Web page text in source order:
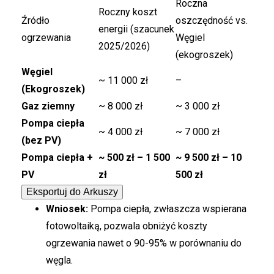
Źródło
ogrzewania
Roczny koszt
energii (szacunek
2025/2026)
Roczna
oszczędność vs.
Węgiel
(ekogroszek)
Węgiel
(Ekogroszek)
~ 11 000 zł –
Gaz ziemny ~ 8 000 zł
~ 3 000 zł
Pompa ciepła
(bez PV)
~ 4 000 zł ~ 7 000 zł
Pompa ciepła +
PV
~ 500 zł – 1 500
zł
~ 9 500 zł – 10
500 zł
Eksportuj do Arkuszy
Wniosek: Pompa ciepła, zwłaszcza wspierana
fotowoltaiką, pozwala obniżyć koszty
ogrzewania nawet o 90-95% w porównaniu do
węgla.